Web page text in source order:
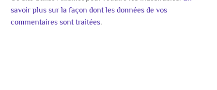
savoir plus sur la façon dont les données de vos
commentaires sont traitées.